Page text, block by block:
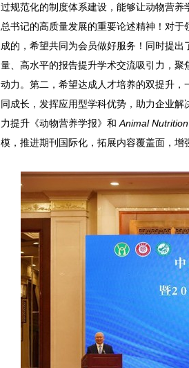
过规范化的制度体系建设，能够让动物营
总书记的高质量发展的重要论述精神 ！对
成的，希望共同为会员做好服务！同时提
量、高水平的报告提升学术交流吸引力，
动力。第二，希望达成人才培养的双提升
同成长，发挥应用型学科优势，助力企业
力提升《动物营养学报》和 Animal Nutrition
模，推进期刊国际化，拓展内容覆盖面，增